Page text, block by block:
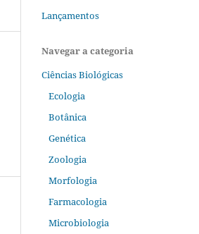
Lançamentos
Navegar a categoria
Ciências Biológicas
Ecologia
Botânica
Genética
Zoologia
Morfologia
Farmacologia
Microbiologia